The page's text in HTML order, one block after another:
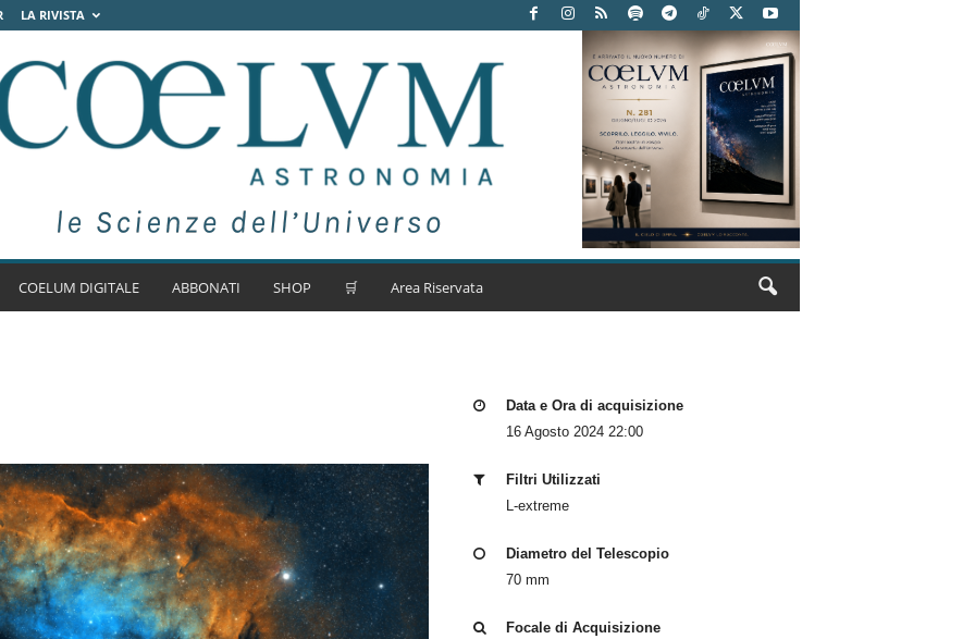
LA RIVISTA
COELUM DIGITALE ABBONATI SHOP 🛒 Area Riservata
Data e Ora di acquisizione
16 Agosto 2024 22:00
Filtri Utilizzati
L-extreme
Diametro del Telescopio
70 mm
Focale di Acquisizione